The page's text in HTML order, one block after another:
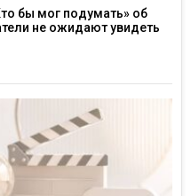
бы мог подумать» об
не ожидают увидеть